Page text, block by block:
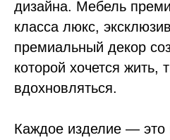
дизайна. Мебель
класса люкс,
премиальный декор
которой хочется жить,
вдохновляться.
Каждое изделие — это